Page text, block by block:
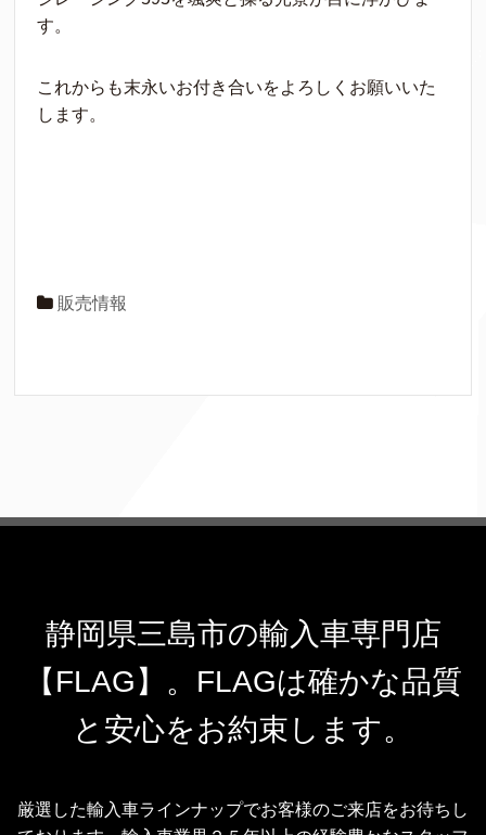
す。
これからも末永いお付き合いをよろしくお願いいた
します。
販売情報
静岡県三島市の輸入車専門店
【FLAG】。FLAGは確かな品質
と安心をお約束します。
厳選した輸入車ラインナップでお客様のご来店をお待ちし